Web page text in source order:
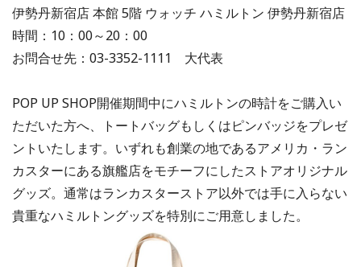
伊勢丹新宿店 本館 5階 ウォッチ ハミルトン 伊勢丹新宿店
時間：10：00～20：00
お問合せ先：03-3352-1111 大代表
POP UP SHOP開催期間中にハミルトンの時計をご購入い
ただいた方へ、トートバッグもしくはピンバッジをプレゼ
ントいたします。いずれも創業の地であるアメリカ・ラン
カスターにある旗艦店をモチーフにしたストアオリジナル
グッズ。通常はランカスターストア以外では手に入らない
貴重なハミルトングッズを特別にご用意しました。